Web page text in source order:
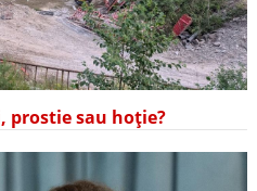
prostie sau hoție?